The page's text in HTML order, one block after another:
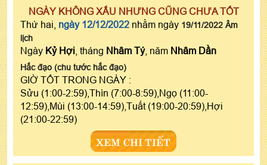
NGÀY KHÔNG XẤU NHƯNG CŨNG CHƯA TỐT
Thứ hai, ngày 12/12/2022 nhằm ngày 19/11/2022 Âm
lịch
Ngày Kỷ Hợi , tháng Nhâm Tý, năm Nhâm Dần
Hắc đạo (chu tước hắc đạo)
GIỜ TỐT TRONG NGÀY :
Sửu (1:00-2:59),Thìn (7:00-8:59),Ngọ (11:00-
12:59),Mùi (13:00-14:59),Tuất (19:00-20:59),Hợi
(21:00-22:59)
XEM CHI TIẾT